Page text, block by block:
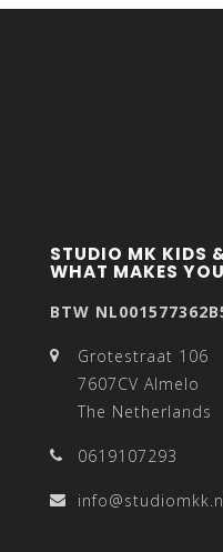
STUDIO MK KIDS
WHAT MAKES
BTW
Grotestraat 106
7607CV Almelo
The Netherlands
0619107293